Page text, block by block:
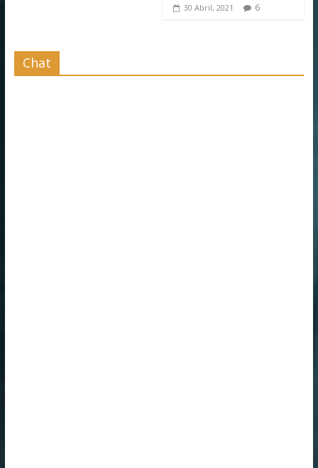
30 Abril, 2021 6
Chat